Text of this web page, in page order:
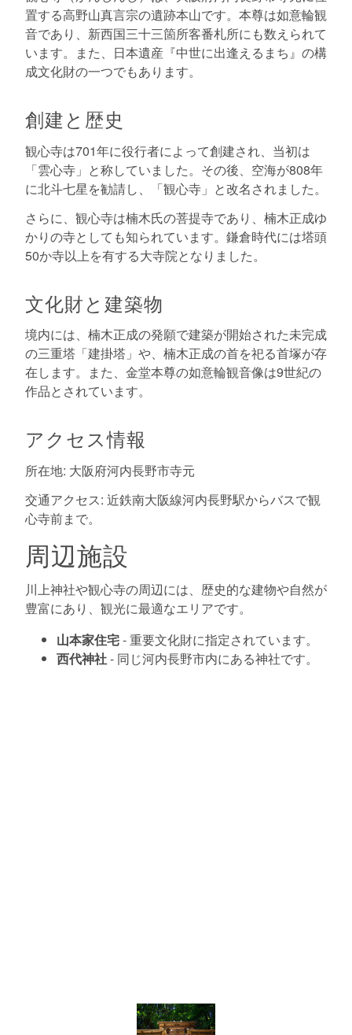
置する高野山真言宗の遺跡本山です。本尊は如意輪観
音であり、新西国三十三箇所客番札所にも数えられて
います。また、日本遺産『中世に出逢えるまち』の構
成文化財の一つでもあります。
創建と歴史
観心寺は701年に役行者によって創建され、当初は
「雲心寺」と称していました。その後、空海が808年
に北斗七星を勧請し、「観心寺」と改名されました。
さらに、観心寺は楠木氏の菩提寺であり、楠木正成ゆ
かりの寺としても知られています。鎌倉時代には塔頭
50か寺以上を有する大寺院となりました。
文化財と建築物
境内には、楠木正成の発願で建築が開始された未完成
の三重塔「建掛塔」や、楠木正成の首を祀る首塚が存
在します。また、金堂本尊の如意輪観音像は9世紀の
作品とされています。
アクセス情報
所在地: 大阪府河内長野市寺元
交通アクセス: 近鉄南大阪線河内長野駅からバスで観
心寺前まで。
周辺施設
川上神社や観心寺の周辺には、歴史的な建物や自然が
豊富にあり、観光に最適なエリアです。
山本家住宅- 重要文化財に指定されています。
西代神社- 同じ河内長野市内にある神社です。